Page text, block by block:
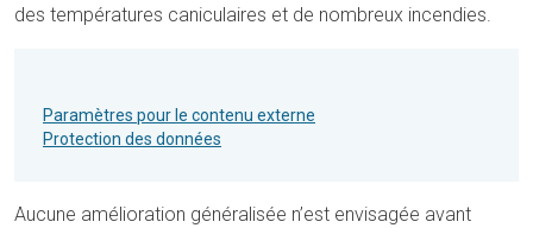
des températures caniculaires et de nombreux incendies.
Paramètres pour le contenu externe
Protection des données
Aucune amélioration généralisée n’est envisagée avant